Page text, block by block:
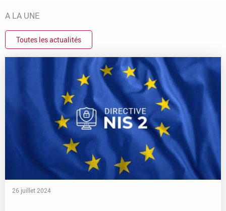
A LA UNE
Toutes les actualités
26 juillet 2024